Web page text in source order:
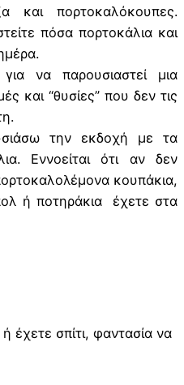
και πορτοκαλόκουπες.
πόσα πορτοκάλια και
να παρουσιαστεί μια
και “θυσίες” που δεν τις
την εκδοχή με τα
Εννοείται ότι αν δεν
κουπάκια,
ή ποτηράκια έχετε στα
έχετε σπίτι, φαντασία να